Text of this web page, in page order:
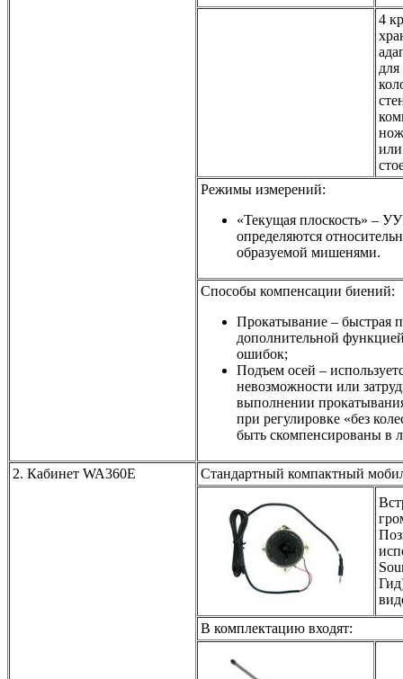
4
Режимы измерений:
«Текущая плоскость» –
определяются
образуемой мишенями.
Способы компенсации биений:
Прокатывание – быстрая
дополнительной
ошибок;
Подъем осей –
невозможности или
выполнении
при регулировке «без
быть скомпенсированы в
2. Кабинет WA360E
Стандартный компактный
В комплектацию входят: